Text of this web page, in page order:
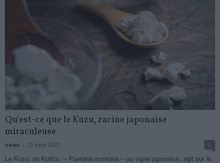
Qu’est-ce que le Kuzu, racine japonaise
miraculeuse
news - 23 août 2022
0
Le Kuzu, ou Kudzu, – Pueraria montana – ou vigne japonaise, agit sur le